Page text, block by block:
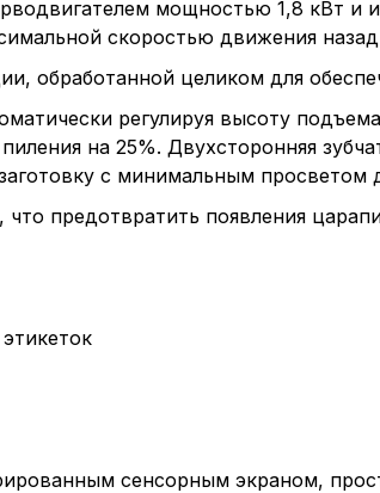
мощностью 1,8 кВт и
скоростью движения
обработанной целиком для
регулируя высоту
на 25%. Двухсторонняя
с минимальным просветом
предотвратить появления
сенсорным экраном,